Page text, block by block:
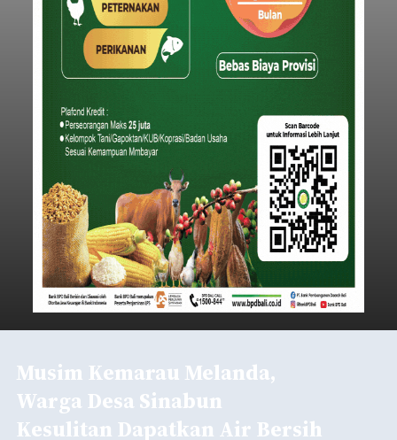
Musim Kemarau Melanda,
Warga Desa Sinabun
Kesulitan Dapatkan Air Bersih